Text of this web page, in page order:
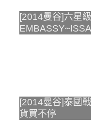
[2014曼谷]六星
[2014曼谷]泰國
貨買不停